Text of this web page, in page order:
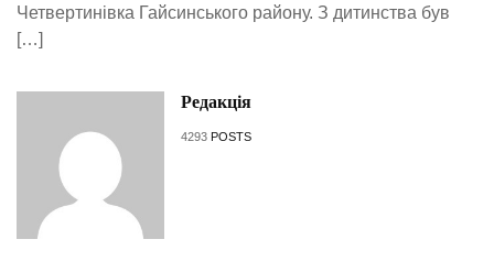
Четвертинівка Гайсинського району. З дитинства був
[…]
Редакція
4293 POSTS